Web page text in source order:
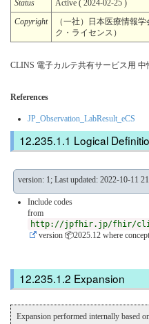
Status
Active ( 2024-02-25 )
Copyright
（一社）日本医療情報
ク・ライセンス）
CLINS 電子カルテ共有サービス用 中
References
JP_Observation_LabResult_eCS
Logical
version: 1; Last updated: 2022-10-11
Include codes
from
http://jpfhir.jp/fhir/clins/
version 📦2025.12 where
Expansion
Expansion performed internally based